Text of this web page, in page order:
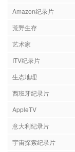
Amazon纪录片
荒野生存
艺术家
ITV纪录片
生态地理
西班牙纪录片
AppleTV
意大利纪录片
宇宙探索纪录片